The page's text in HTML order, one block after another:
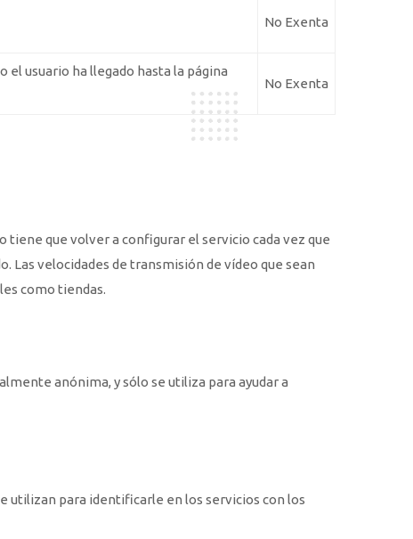
No Exenta
el usuario ha llegado hasta la página
No Exenta
tiene que volver a configurar el servicio cada vez que
Las velocidades de transmisión de vídeo que sean
como tiendas.
anónima, y sólo se utiliza para ayudar a
utilizan para identificarle en los servicios con los